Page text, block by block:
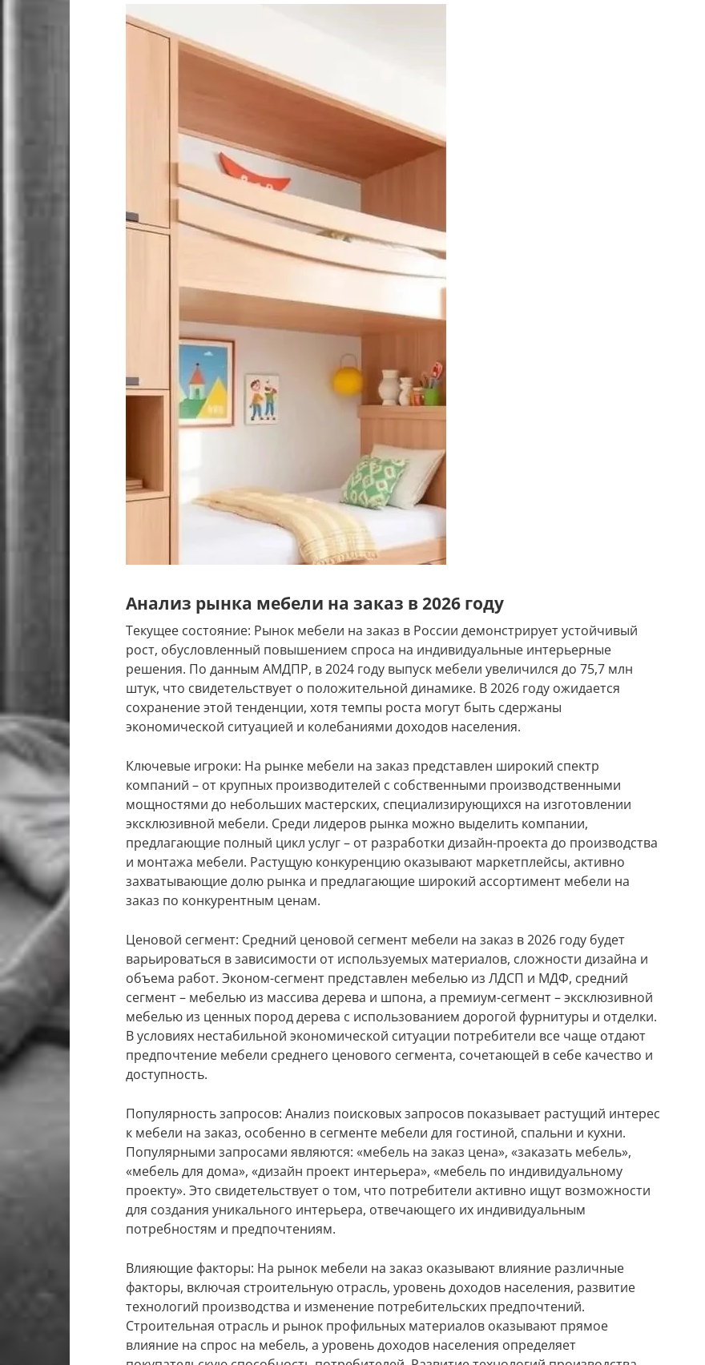
Анализ рынка мебели на заказ в 2026 году
Текущее состояние: Рынок мебели на заказ в России демонстрирует устойчивый
рост, обусловленный повышением спроса на индивидуальные интерьерные
решения. По данным АМДПР, в 2024 году выпуск мебели увеличился до 75,7 млн
штук, что свидетельствует о положительной динамике. В 2026 году ожидается
сохранение этой тенденции, хотя темпы роста могут быть сдержаны
экономической ситуацией и колебаниями доходов населения.
Ключевые игроки: На рынке мебели на заказ представлен широкий спектр
компаний – от крупных производителей с собственными производственными
мощностями до небольших мастерских, специализирующихся на изготовлении
эксклюзивной мебели. Среди лидеров рынка можно выделить компании,
предлагающие полный цикл услуг – от разработки дизайн-проекта до производства
и монтажа мебели. Растущую конкуренцию оказывают маркетплейсы, активно
захватывающие долю рынка и предлагающие широкий ассортимент мебели на
заказ по конкурентным ценам.
Ценовой сегмент: Средний ценовой сегмент мебели на заказ в 2026 году будет
варьироваться в зависимости от используемых материалов, сложности дизайна и
объема работ. Эконом-сегмент представлен мебелью из ЛДСП и МДФ, средний
сегмент – мебелью из массива дерева и шпона, а премиум-сегмент – эксклюзивной
мебелью из ценных пород дерева с использованием дорогой фурнитуры и отделки.
В условиях нестабильной экономической ситуации потребители все чаще отдают
предпочтение мебели среднего ценового сегмента, сочетающей в себе качество и
доступность.
Популярность запросов: Анализ поисковых запросов показывает растущий интерес
к мебели на заказ, особенно в сегменте мебели для гостиной, спальни и кухни.
Популярными запросами являются: «мебель на заказ цена», «заказать мебель»,
«мебель для дома», «дизайн проект интерьера», «мебель по индивидуальному
проекту». Это свидетельствует о том, что потребители активно ищут возможности
для создания уникального интерьера, отвечающего их индивидуальным
потребностям и предпочтениям.
Влияющие факторы: На рынок мебели на заказ оказывают влияние различные
факторы, включая строительную отрасль, уровень доходов населения, развитие
технологий производства и изменение потребительских предпочтений.
Строительная отрасль и рынок профильных материалов оказывают прямое
влияние на спрос на мебель, а уровень доходов населения определяет